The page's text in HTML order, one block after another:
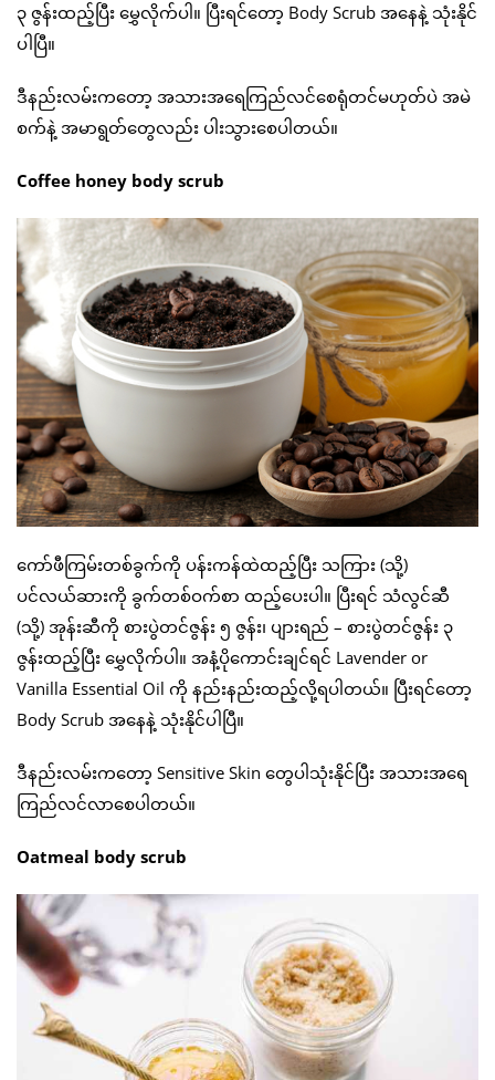
၃ ဇွန်းထည့်ပြီး မွှေလိုက်ပါ။ ပြီးရင်တော့ Body Scrub အနေနဲ့ သုံးနိုင်
ပါပြီ။
ဒီနည်းလမ်းကတော့ အသားအရေကြည်လင်စေရုံတင်မဟုတ်ပဲ အမဲ
စက်နဲ့ အမာရွတ်တွေလည်း ပါးသွားစေပါတယ်။
Coffee honey body scrub
ကော်ဖီကြမ်းတစ်ခွက်ကို ပန်းကန်ထဲထည့်ပြီး သကြား (သို့)
ပင်လယ်ဆားကို ခွက်တစ်ဝက်စာ ထည့်ပေးပါ။ ပြီးရင် သံလွင်ဆီ
(သို့) အုန်းဆီကို စားပွဲတင်ဇွန်း ၅ ဇွန်း၊ ပျားရည် – စားပွဲတင်ဇွန်း ၃
ဇွန်းထည့်ပြီး မွှေလိုက်ပါ။ အနံ့ပိုကောင်းချင်ရင် Lavender or
Vanilla Essential Oil ကို နည်းနည်းထည့်လို့ရပါတယ်။ ပြီးရင်တော့
Body Scrub အနေနဲ့ သုံးနိုင်ပါပြီ။
ဒီနည်းလမ်းကတော့ Sensitive Skin တွေပါသုံးနိုင်ပြီး အသားအရေ
ကြည်လင်လာစေပါတယ်။
Oatmeal body scrub